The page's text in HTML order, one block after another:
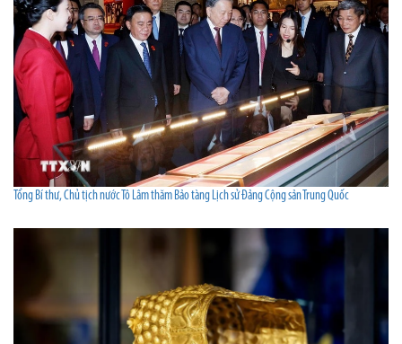
Tổng Bí thư, Chủ tịch nước Tô Lâm thăm Bảo tàng Lịch sử Đảng Cộng sản Trung Quốc